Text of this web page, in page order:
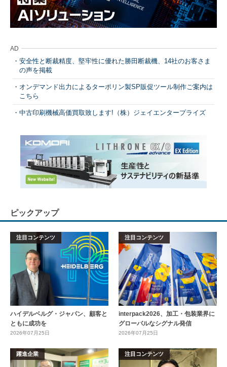
AD
安全性と断裁精度、堅牢性に優れた勝田断裁機、14社のお客さま
の声を掲載
オンデマンド出力によるターポリン製SP販促ツール制作ご案内は
こちら
中古印刷機械高価買取致します!（株）ジェイエンタープライズ
ピックアップ
注目コンテンツ
ハイデルベルグ・ジャパン、顧客と
ともに成功を
2026年07月25日
注目コンテンツ
interpack2026、加工・包装業界に
グローバルなシグナル発信
2026年07月25日
躍進企業 注目コンテンツ